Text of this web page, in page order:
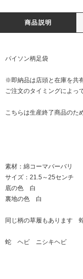
商品説明
パイソン柄足袋
※即納品は店頭と在庫を共
ご注文のタイミングによっ
こちらは生産終了商品のた
素材：綿コーマバーバリ
サイズ：21.5～25センチ
底の色 白
裏地の色 白
同じ柄の草履もあります
蛇 ヘビ ニシキヘビ